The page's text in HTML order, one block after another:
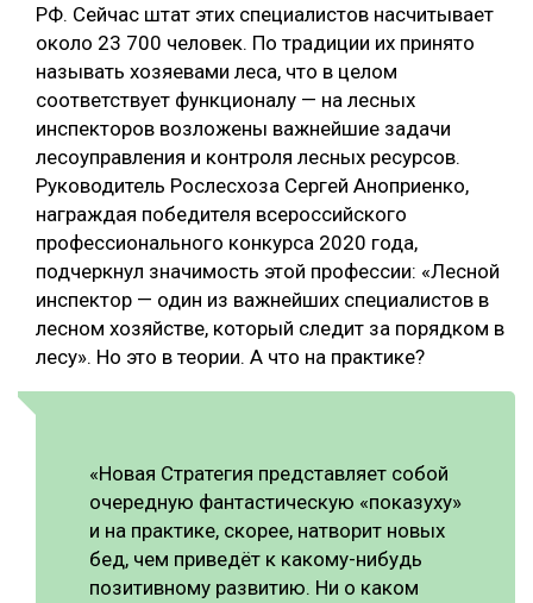
РФ. Сейчас штат этих специалистов насчитывает
около 23 700 человек. По традиции их принято
называть хозяевами леса, что в целом
соответствует функционалу — на лесных
инспекторов возложены важнейшие задачи
лесоуправления и контроля лесных ресурсов.
Руководитель Рослесхоза Сергей Аноприенко,
награждая победителя всероссийского
профессионального конкурса 2020 года,
подчеркнул значимость этой профессии: «Лесной
инспектор — один из важнейших специалистов в
лесном хозяйстве, который следит за порядком в
лесу». Но это в теории. А что на практике?
«Новая Стратегия представляет собой
очередную фантастическую «показуху»
и на практике, скорее, натворит новых
бед, чем приведёт к какому-нибудь
позитивному развитию. Ни о каком